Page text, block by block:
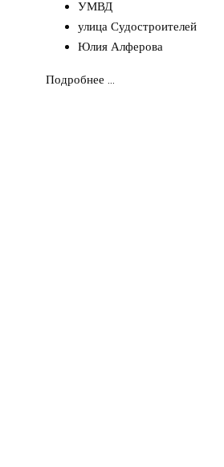
УМВД
улица Судостроителей
Юлия Алферова
Подробнее ...